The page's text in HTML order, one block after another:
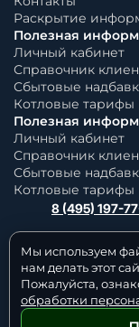
Мы используем
нам делать этот
Пожалуйста,
обработки
Раскрытие
Полезная
Личный кабинет
Справочник
Сбытовые
Котловые тарифы
Полезная
Личный кабинет
Справочник
Сбытовые
Котловые тарифы
8 (495) 197-